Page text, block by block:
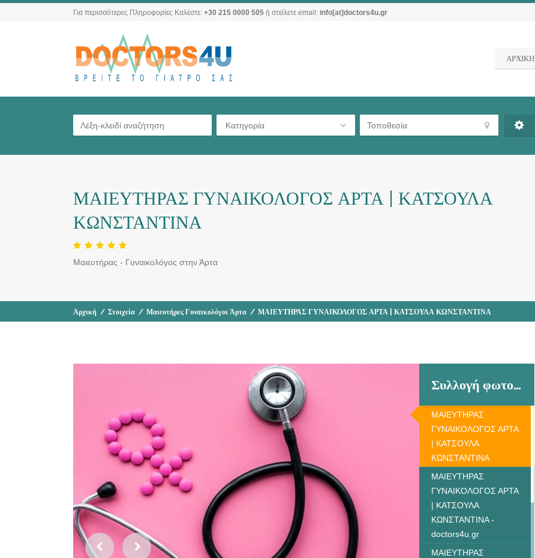
Για περισσότερες Πληροφορίες Καλέστε: +30 215 0000 505 ή στείλετε email: info[at]doctors4u.gr
ΑΡΧΙΚΗ
Κατηγορία
ΜΑΙΕΥΤΗΡΑΣ ΓΥΝΑΙΚΟΛΟΓΟΣ ΑΡΤΑ | ΚΑΤΣΟΥΛΑ
ΚΩΝΣΤΑΝΤΙΝΑ
Μαιευτήρας - Γυναικολόγος στην Άρτα
Αρχική / Στοιχεία / Μαιευτήρες Γυναικολόγοι Άρτα / ΜΑΙΕΥΤΗΡΑΣ ΓΥΝΑΙΚΟΛΟΓΟΣ ΑΡΤΑ | ΚΑΤΣΟΥΛΑ ΚΩΝΣΤΑΝΤΙΝΑ
Συλλογή φωτογραφιών
ΜΑΙΕΥΤΗΡΑΣ
ΓΥΝΑΙΚΟΛΟΓΟΣ ΑΡΤΑ
| ΚΑΤΣΟΥΛΑ
ΚΩΝΣΤΑΝΤΙΝΑ
ΜΑΙΕΥΤΗΡΑΣ
ΓΥΝΑΙΚΟΛΟΓΟΣ ΑΡΤΑ
| ΚΑΤΣΟΥΛΑ
ΚΩΝΣΤΑΝΤΙΝΑ -
doctors4u.gr
ΜΑΙΕΥΤΗΡΑΣ